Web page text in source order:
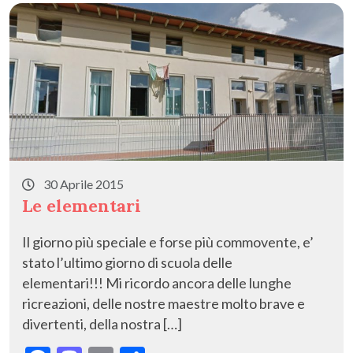
o
k
n
di
30 Aprile 2015
Le elementari
Il giorno più speciale e forse più commovente, e’
stato l’ultimo giorno di scuola delle
elementari!!! Mi ricordo ancora delle lunghe
ricreazioni, delle nostre maestre molto brave e
divertenti, della nostra […]